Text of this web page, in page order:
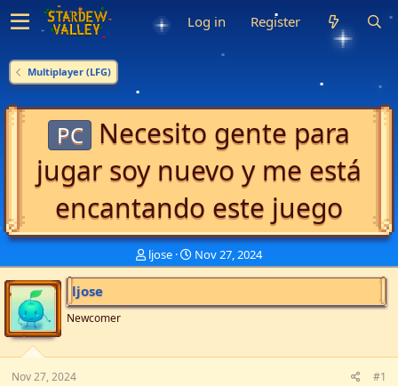
Log in Register
Multiplayer (LFG)
PC Necesito gente para
jugar soy nuevo y me está
encantando este juego
T
h
e
ljose
S
t
r
Nov 27, 2024
ljose
Newcomer
Nov 27, 2024 #1